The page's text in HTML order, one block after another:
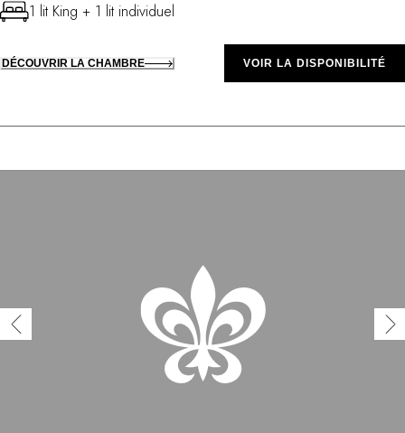
1 lit King + 1 lit individuel
DÉCOUVRIR LA CHAMBRE VOIR LA DISPONIBILITÉ